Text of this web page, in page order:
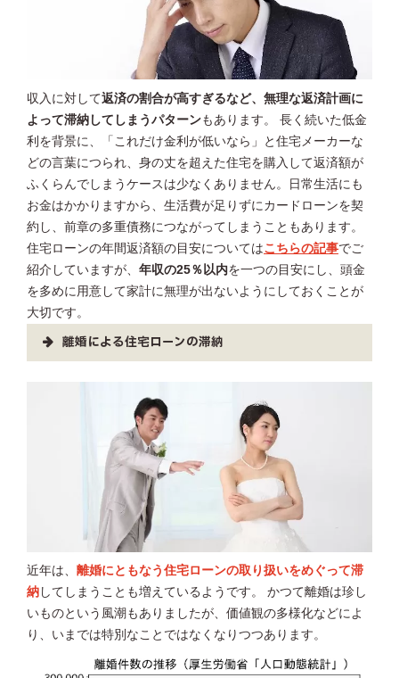
収入に対して返済の割合が高すぎるなど、無理な返済計画に
よって滞納してしまうパターンもあります。 長く続いた低金
利を背景に、「これだけ金利が低いなら」と住宅メーカーな
どの言葉につられ、身の丈を超えた住宅を購入して返済額が
ふくらんでしまうケースは少なくありません。日常生活にも
お金はかかりますから、生活費が足りずにカードローンを契
約し、前章の多重債務につながってしまうこともあります。
住宅ローンの年間返済額の目安についてはこちらの記事でご
紹介していますが、 年収の25％以内を一つの目安にし、頭金
を多めに用意して家計に無理が出ないようにしておくことが
大切です。
離婚による住宅ローンの滞納
近年は、 離婚にともなう住宅ローンの取り扱いをめぐって滞
納 してしまうことも増えているようです。 かつて離婚は珍し
いものという風潮もありましたが、価値観の多様化などによ
り、いまでは特別なことではなくなりつつあります。